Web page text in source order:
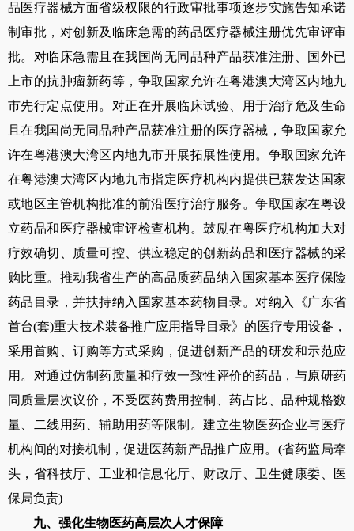
品医疗器械方面省级权限的行政审批事项逐步实施告知承诺
制审批，对创新及临床急需的药品医疗器械注册优先审评审
批。对临床急需且在我国尚无同品种产品获准注册、国外已
上市的抗肿瘤新药等，争取国家允许在粤港澳大湾区内地九
市先行定点使用。对正在开展临床试验、用于治疗危及生命
且在我国尚无同品种产品获准注册的医疗器械，争取国家允
许在粤港澳大湾区内地九市开展拓展性使用。争取国家允许
在粤港澳大湾区内地九市指定医疗机构内提供已获发达国家
或地区主管机构批准的前沿医疗治疗服务。争取国家在粤设
立药品和医疗器械审评检查机构。鼓励在粤医疗机构加大对
疗效确切、质量可控、供应稳定的创新药品和医疗器械的采
购比重。推动我省生产的高品质药品纳入国家基本医疗保险
药品目录，并扶持纳入国家基本药物目录。对纳入《广东省
首台(套)重大技术装备推广应用指导目录》的医疗专用设备，
采用首购、订购等方式采购，促进创新产品的研发和示范应
用。对通过仿制药质量和疗效一致性评价的药品，与原研药
同质量层次议价，不受医药费用控制、药占比、品种规格数
量、二线用药、辅助用药等限制。建立生物医药企业与医疗
机构间的对接机制，促进医药新产品推广应用。 (省药监局牵
头，省科技厅、工业和信息化厅、财政厅、卫生健康委、医
保局负责)
九、强化生物医药高层次人才保障